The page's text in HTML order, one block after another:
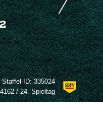
Staffel-ID:335024
/ 24. Spieltag